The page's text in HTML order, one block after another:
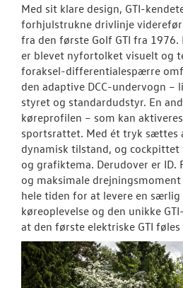
Med sit klare design, GTI-
forhjulstrukne drivlinje
fra den første Golf GTI fra 1976.
er blevet nyfortolket visuelt og
foraksel-differentialespærre
den adaptive DCC-undervogn –
styret og standardudstyr. En
køreprofilen – som kan
sportsrattet. Med ét tryk sættes
dynamisk tilstand, og
og grafiktema. Derudover er ID.
og maksimale
hele tiden for at levere en særlig
køreoplevelse og den unikke
at den første elektriske GTI